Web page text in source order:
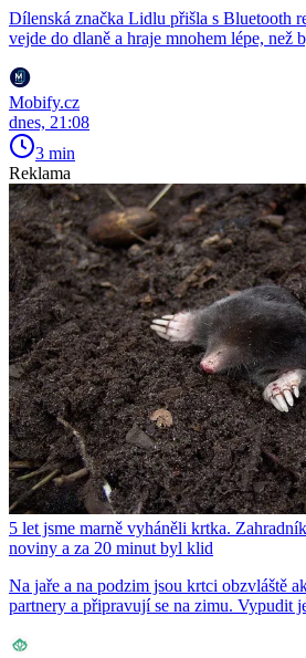
Dílenská značka Lidlu přišla s Bluetooth
vejde do dlaně a hraje mnohem lépe, než
Mobify.cz
dnes, 21:08
3 min
Reklama
5 let jsme marně vyháněli krtka.
noviny a za 20 minut byl klid
Na jaře a na podzim jsou krtci obzvláště
partnery a připravují se na zimu. Vypudit